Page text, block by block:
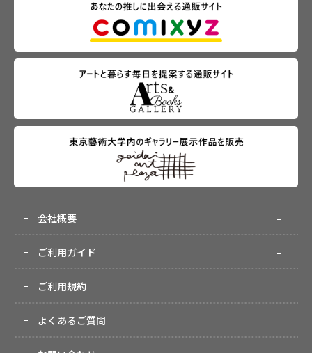
会社概要
ご利用ガイド
ご利用規約
よくあるご質問